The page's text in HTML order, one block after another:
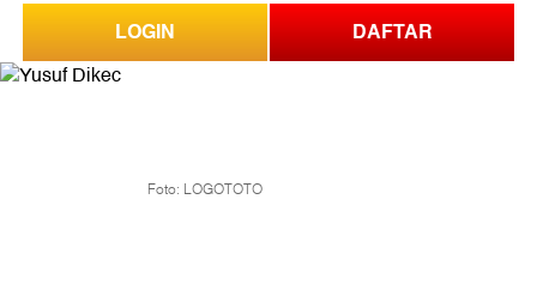
LOGIN DAFTAR
Foto: LOGOTOTO